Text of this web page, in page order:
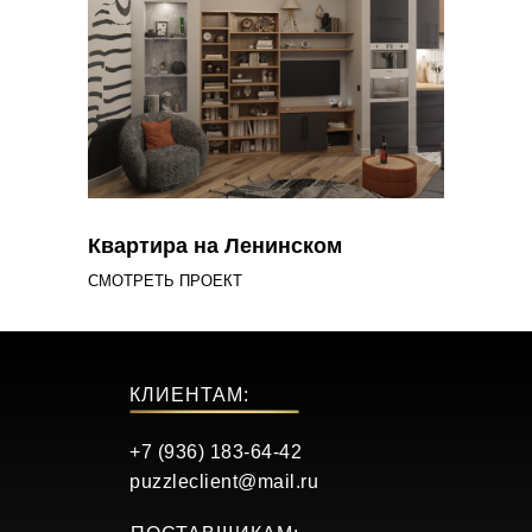
Квартира на Ленинском
СМОТРЕТЬ ПРОЕКТ
КЛИЕНТАМ:
+7 (936) 183-64-42
puzzleclient@mail.ru